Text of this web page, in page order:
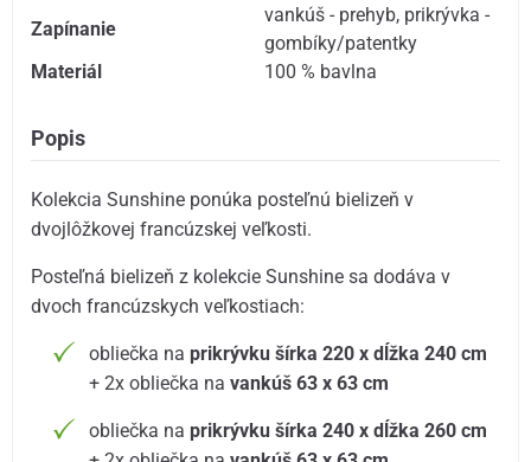
Zapínanie
vankúš - prehyb, prikrývka -
gombíky/patentky
Materiál
100 % bavlna
Popis
Kolekcia Sunshine ponúka posteľnú bielizeň v
dvojlôžkovej francúzskej veľkosti.
Posteľná bielizeň z kolekcie Sunshine sa dodáva v
dvoch francúzskych veľkostiach:
obliečka naprikrývku šírka 220 x dĺžka 240 cm
+ 2x obliečka navankúš 63 x 63 cm
obliečka naprikrývku šírka 240 x dĺžka 260 cm